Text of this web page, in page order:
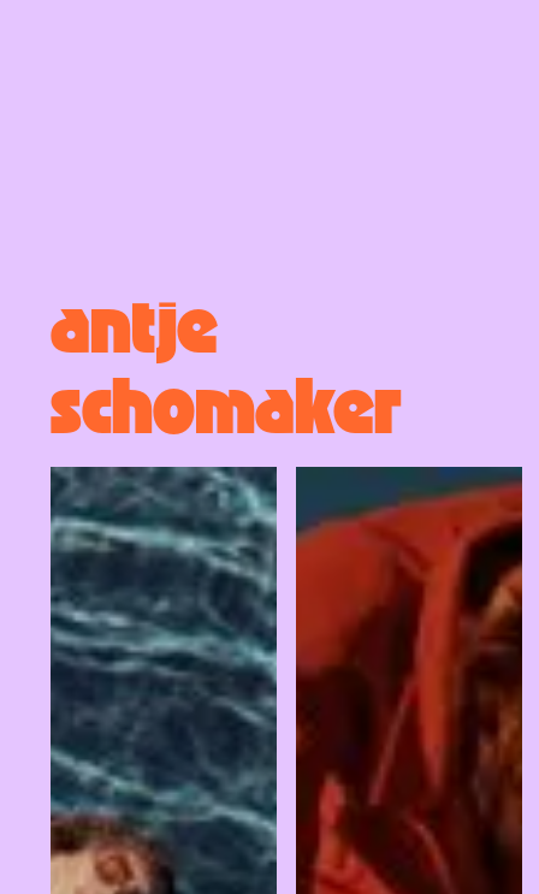
antje
schomaker